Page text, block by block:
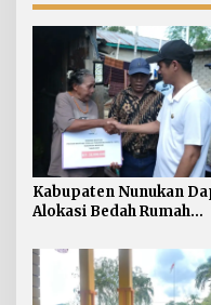
Kabupaten Nunukan
Alokasi Bedah Rumah
916 Unit